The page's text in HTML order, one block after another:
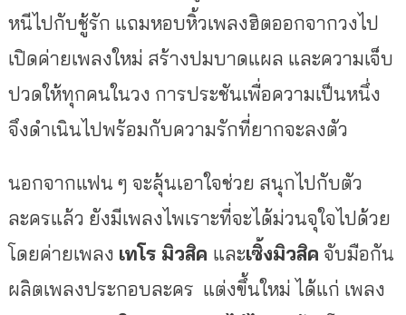
หนีไปกับชู้รัก แถมหอบหิ้วเพลงฮิตออกจากวงไป
เปิดค่ายเพลงใหม่ สร้างปมบาดแผล และความเจ็บ
ปวดให้ทุกคนในวง การประชันเพื่อความเป็นหนึ่ง
จึงดำเนินไปพร้อมกับความรักที่ยากจะลงตัว
นอกจากแฟน ๆ จะลุ้นเอาใจช่วย สนุกไปกับตัว
ละครแล้ว ยังมีเพลงไพเราะที่จะได้ม่วนจุใจไปด้วย
โดยค่ายเพลง เทโร มิวสิค และเซิ้งมิวสิค จับมือกัน
ผลิตเพลงประกอบละคร แต่งขึ้นใหม่ ได้แก่ เพลง